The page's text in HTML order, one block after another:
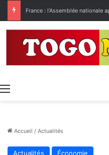
France : l’Assemblée nationale
Menu
Accueil / Actualités
Actualités Économie